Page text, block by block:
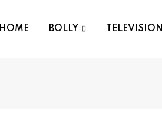
HOME BOLLY TELEVISION